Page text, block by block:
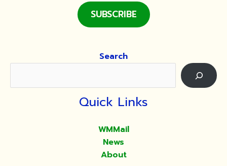
SUBSCRIBE
Search
Quick Links
WMMail
News
About